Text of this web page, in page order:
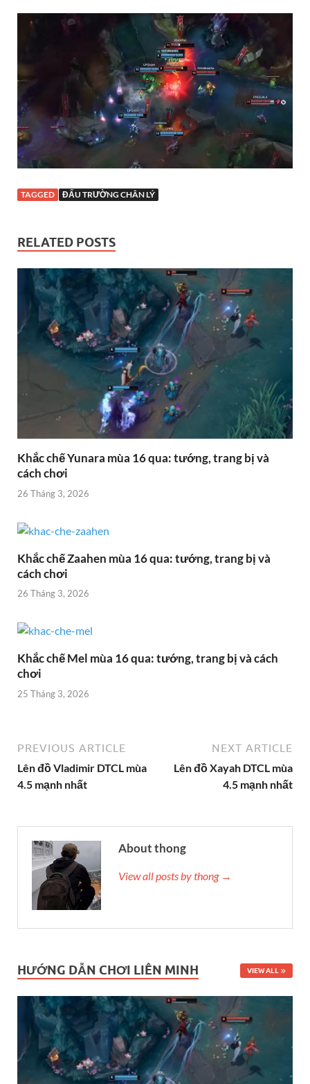
TAGGED ĐẤU TRƯỜNG CHÂN LÝ
RELATED POSTS
Khắc chế Yunara mùa 16 qua: tướng, trang bị và
cách chơi
26 Tháng 3, 2026
Khắc chế Zaahen mùa 16 qua: tướng, trang bị và
cách chơi
26 Tháng 3, 2026
Khắc chế Mel mùa 16 qua: tướng, trang bị và cách
chơi
25 Tháng 3, 2026
PREVIOUS ARTICLE
Lên đồ Vladimir DTCL mùa
4.5 mạnh nhất
NEXT ARTICLE
Lên đồ Xayah DTCL mùa
4.5 mạnh nhất
About thong
View all posts by thong →
HƯỚNG DẪN CHƠI LIÊN MINH VIEW ALL